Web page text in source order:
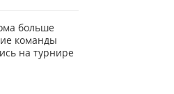
больше
команды
на турнире